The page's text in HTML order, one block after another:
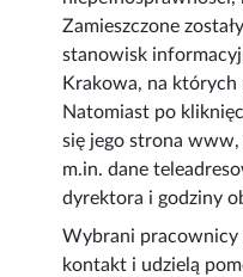
Zamieszczone
stanowisk
Krakowa, na których
Natomiast po
się jego strona
m.in. dane
dyrektora i godziny
Wybrani pracownicy
kontakt i udzielą